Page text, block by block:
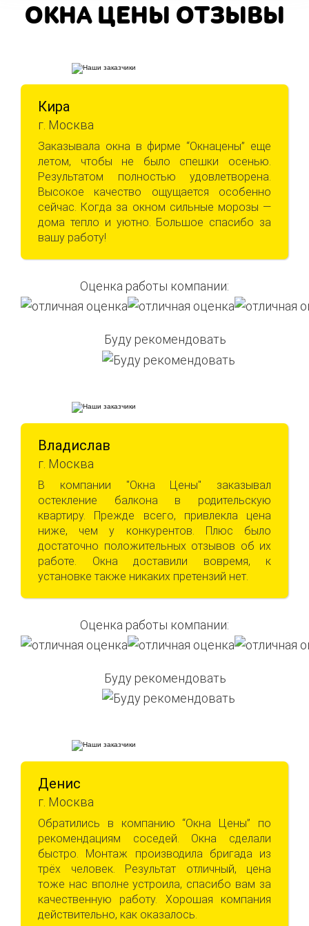
ОКНА ЦЕНЫ ОТЗЫВЫ
Кира
г. Москва
Заказывала окна в фирме “Окнацены” еще
летом, чтобы не было спешки осенью.
Результатом полностью удовлетворена.
Высокое качество ощущается особенно
сейчас. Когда за окном сильные морозы —
дома тепло и уютно. Большое спасибо за
вашу работу!
Оценка работы компании:
Буду рекомендовать
Владислав
г. Москва
В компании "Окна Цены" заказывал
остекление балкона в родительскую
квартиру. Прежде всего, привлекла цена
ниже, чем у конкурентов. Плюс было
достаточно положительных отзывов об их
работе. Окна доставили вовремя, к
установке также никаких претензий нет.
Оценка работы компании:
Буду рекомендовать
Денис
г. Москва
Обратились в компанию “Окна Цены” по
рекомендациям соседей. Окна сделали
быстро. Монтаж производила бригада из
трёх человек. Результат отличный, цена
тоже нас вполне устроила, спасибо вам за
качественную работу. Хорошая компания
действительно, как оказалось.